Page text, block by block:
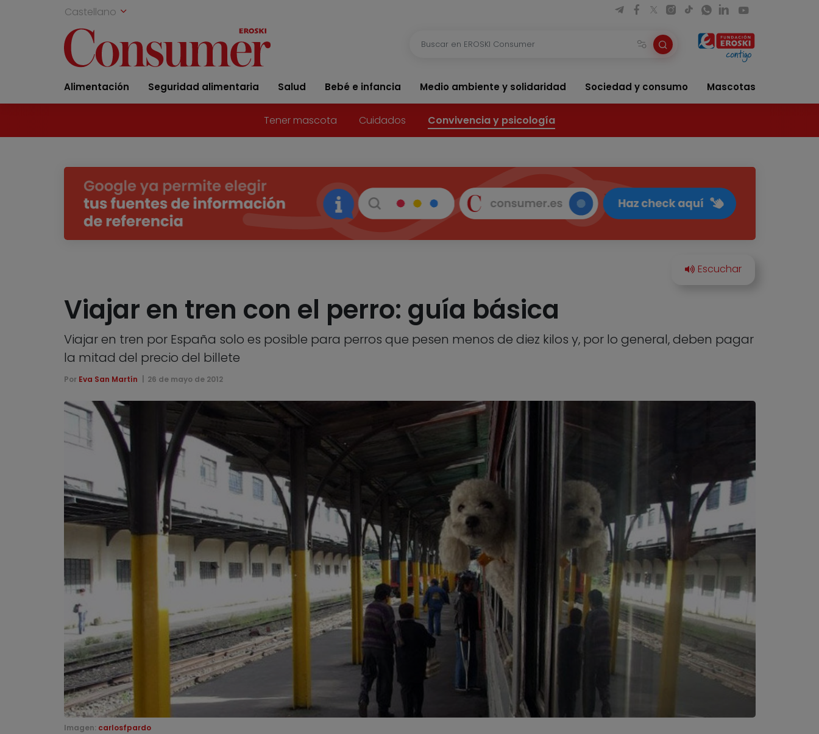
Castellano
Alimentación Seguridad alimentaria Salud Bebé e infancia Medio ambiente y solidaridad Sociedad y consumo Mascotas
Tener mascota Cuidados Convivencia y psicología
Viajar en tren con el perro: guía básica
Viajar en tren por España solo es posible para perros que pesen menos de diez kilos y, por lo general, deben pagar
la mitad del precio del billete
Por Eva San Martín 26 de mayo de 2012
Imagen: carlosfpardo